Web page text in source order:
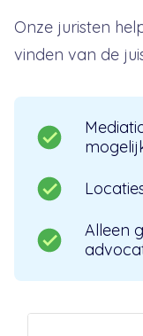
Onze juristen
vinden van de
Alleen